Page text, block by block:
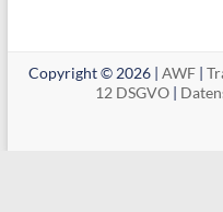
Copyright © 2026 |AWF |
12 DSGVO|